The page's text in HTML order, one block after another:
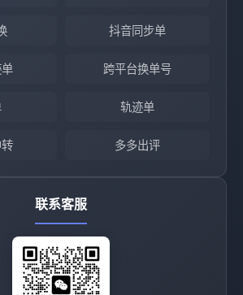
抖音同步单
跨平台换单号
轨迹单
多多出评
联系客服